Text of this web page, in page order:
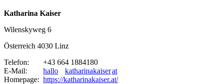
Katharina Kaiser
Wilenskyweg 6
Österreich 4030 Linz
Telefon:
+43 664 1884180
E-Mail:
hallo katharinakaiserat
Homepage: https://katharinakaiser.at/